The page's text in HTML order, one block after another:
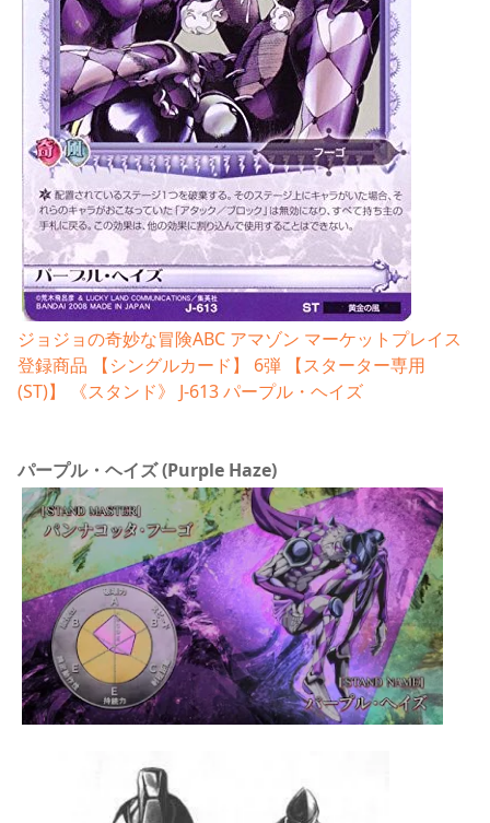
ジョジョの奇妙な冒険ABC アマゾン マーケットプレイス
登録商品 【シングルカード】 6弾 【スターター専用
(ST)】 《スタンド》 J-613 パープル・ヘイズ
パープル・ヘイズ (Purple Haze)